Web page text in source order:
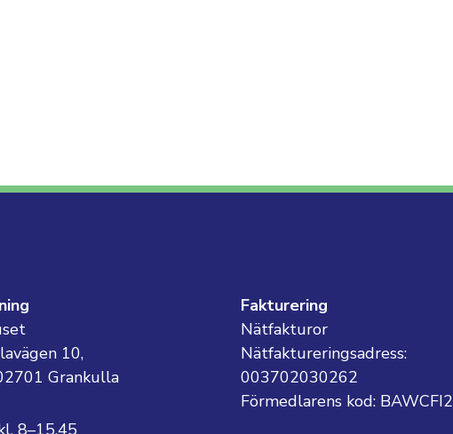
10,
Grankulla
8–15.45
Fakturering
Nätfakturor
Nätfaktureringsadress:
003702030262
Förmedlarens kod: